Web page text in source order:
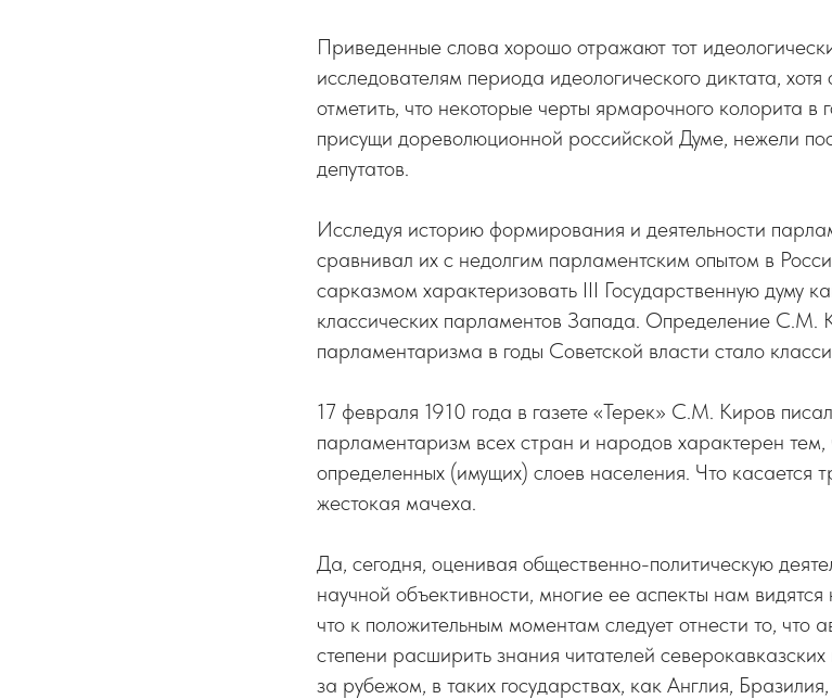
Приведенные слова хорошо отражают тот
исследователям периода идеологического диктата,
отметить, что некоторые черты ярмарочного колорита
присущи дореволюционной российской Думе, нежели
депутатов.
Исследуя историю формирования и деятельности
сравнивал их с недолгим парламентским опытом в
сарказмом характеризовать III Государственную думу
классических парламентов Запада. Определение С.М.
парламентаризма в годы Советской власти стало
17 февраля 1910 года в газете «Терек» С.М. Киров
парламентаризм всех стран и народов характерен
определенных (имущих) слоев населения. Что касается
жестокая мачеха.
Да, сегодня, оценивая общественно-политическую
научной объективности, многие ее аспекты нам
что к положительным моментам следует отнести то, что
степени расширить знания читателей
за рубежом, в таких государствах, как Англия,